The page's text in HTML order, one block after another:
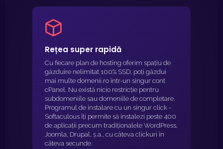
Rețea super rapidă
Cu fiecare plan de hosting oferim spațiu de
găzduire nelimitat 100% SSD, poți găzdui
mai multe domenii.ro într-un singur cont
cPanel. Nu există nicio restricție pentru
subdomeniile sau domeniile de completare.
Programul de instalare cu un singur click -
Softaculous îți permite să instalezi peste 400
de aplicații precum tradiționalele WordPress,
Joomla, Drupal, ș.a., cu câteva clickuri în
câteva secunde.